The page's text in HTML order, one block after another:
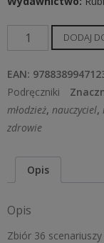
ilość
Zdrowo
żyć,
pięknie
żyć.
Scenariusze
szkoła
podstawowa
gimnazjum
DODAJ
EAN:
Podręczniki
młodzież, nauczyciel,
zdrowie
Opis
Opis
Zbiór 36